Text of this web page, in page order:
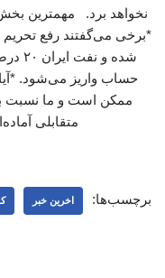
نخواهد برد. مهمترین
*برخی می‌گفتند رفع
شده
حساب واریز می‌شود.
ممکن است و ما نسبت به
متقابلی
برچسب‌ها: اخرین خبر